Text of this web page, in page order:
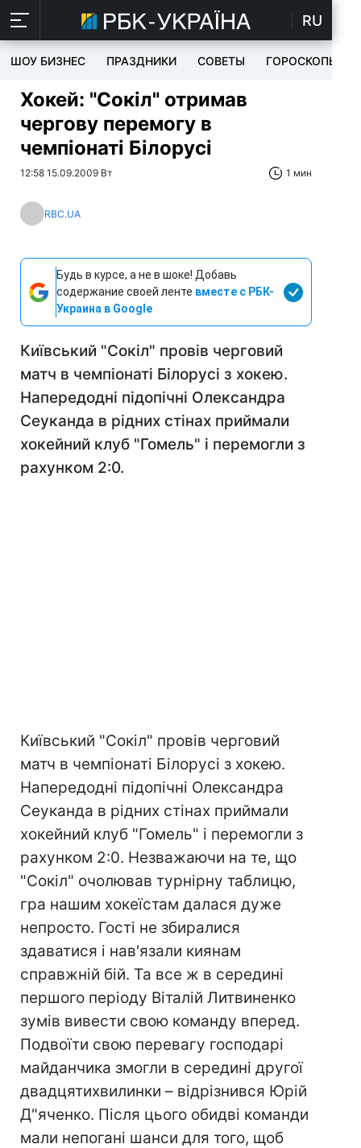
RU
ШОУ БИЗНЕС ПРАЗДНИКИ СОВЕТЫ ГОРОСКОПЫ
Хокей: "Сокіл" отримав
чергову перемогу в
чемпіонаті Білорусі
12:58 15.09.2009 Вт 1 мин
RBC.UA
Будь в курсе, а не в шоке! Добавь
содержание своей ленте вместе с РБК-
Украина в Google
Київський "Сокіл" провів черговий
матч в чемпіонаті Білорусі з хокею.
Напередодні підопічні Олександра
Сеуканда в рідних стінах приймали
хокейний клуб "Гомель" і перемогли з
рахунком 2:0.
Київський "Сокіл" провів черговий
матч в чемпіонаті Білорусі з хокею.
Напередодні підопічні Олександра
Сеуканда в рідних стінах приймали
хокейний клуб "Гомель" і перемогли з
рахунком 2:0. Незважаючи на те, що
"Сокіл" очолював турнірну таблицю,
гра нашим хокеїстам далася дуже
непросто. Гості не збиралися
здаватися і нав'язали киянам
справжній бій. Та все ж в середині
першого періоду Віталій Литвиненко
зумів вивести свою команду вперед.
Подвоїти свою перевагу господарі
майданчика змогли в середині другої
двадцятихвилинки – відрізнився Юрій
Д"яченко. Після цього обидві команди
мали непогані шанси для того, щоб